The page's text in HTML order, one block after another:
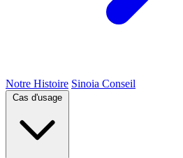
Notre Histoire Sinoia Conseil
Cas d'usage